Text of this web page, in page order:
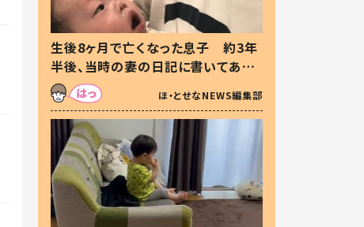
生後8ヶ月で亡くなった息子 約3年
半後、当時の妻の日記に書いてあっ
た本音とは
ほ・とせなNEWS編集部